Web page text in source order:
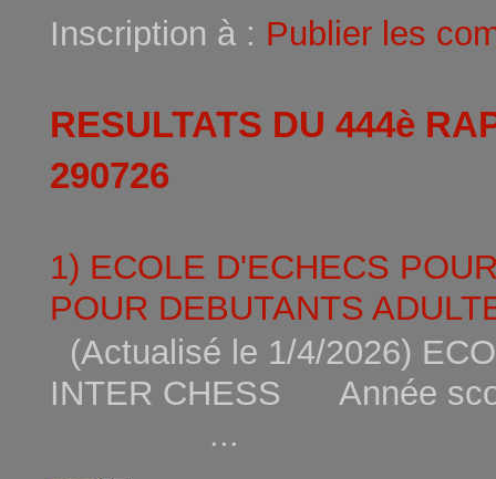
Inscription à : Publier les
RESULTATS DU 444è
290726
1) ECOLE D'ECHECS
POUR DEBUTANTS
(Actualisé le 1/4/2026)
INTER CHESS Année
...